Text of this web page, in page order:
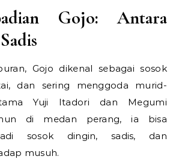
Gojo: Antara
Gojo dikenal sebagai sosok
dan sering menggoda murid-
Yuji Itadori dan Megumi
di medan perang, ia bisa
sosok dingin, sadis, dan
musuh.